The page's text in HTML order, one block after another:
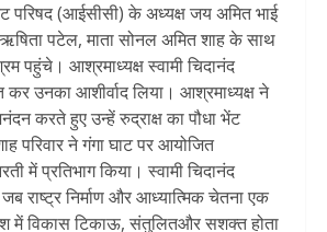
परिषद (आईसीसी) के अध्यक्ष जय अमित भाई
ऋषिता पटेल, माता सोनल अमित शाह के साथ
पहुंचे। आश्रमाध्यक्ष स्वामी चिदानंद
उनका आशीर्वाद लिया। आश्रमाध्यक्ष ने
करते हुए उन्हें रुद्राक्ष का पौधा भेंट
परिवार ने गंगा घाट पर आयोजित
में प्रतिभाग किया। स्वामी चिदानंद
राष्ट्र निर्माण और आध्यात्मिक चेतना एक
में विकास टिकाऊ, संतुलितऔर सशक्त होता